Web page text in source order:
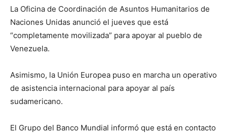
La Oficina de Coordinación de Asuntos Humanitarios de
Naciones Unidas anunció el jueves que está
“completamente movilizada” para apoyar al pueblo de
Venezuela.
Asimismo, la Unión Europea puso en marcha un operativo
de asistencia internacional para apoyar al país
sudamericano.
El Grupo del Banco Mundial informó que está en contacto